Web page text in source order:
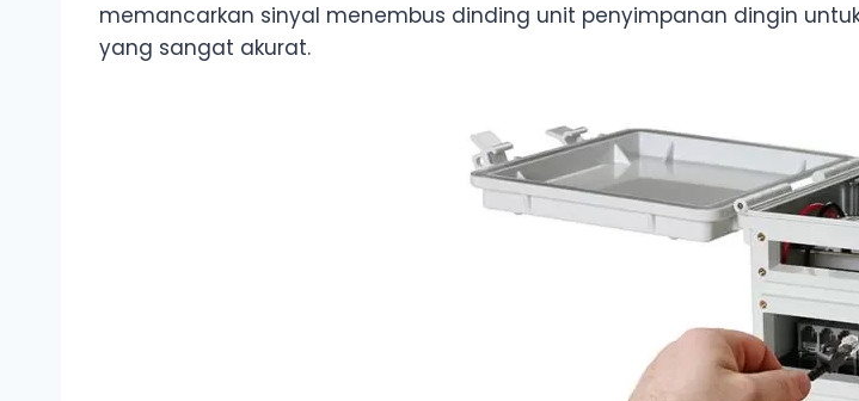
memancarkan sinyal menembus dinding unit penyimpanan dingin
yang sangat akurat.